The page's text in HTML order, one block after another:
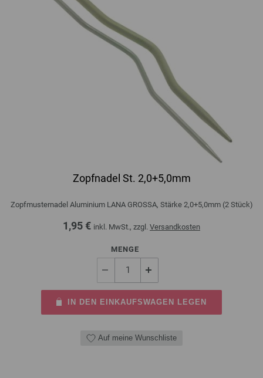
Zopfnadel St. 2,0+5,0mm
Zopfmusternadel Aluminium LANA GROSSA, Stärke 2,0+5,0mm (2 Stück)
1,95 € inkl. MwSt., zzgl. Versandkosten
MENGE
IN DEN EINKAUFSWAGEN LEGEN
Auf meine Wunschliste